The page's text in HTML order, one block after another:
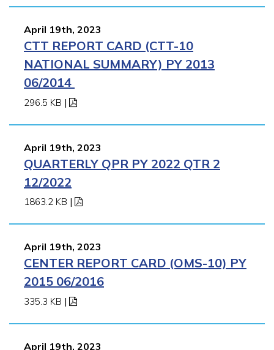
April 19th, 2023
CTT REPORT CARD (CTT-10
NATIONAL SUMMARY) PY 2013
06/2014
296.5 KB |
April 19th, 2023
QUARTERLY QPR PY 2022 QTR 2
12/2022
1863.2 KB |
April 19th, 2023
CENTER REPORT CARD (OMS-10) PY
2015 06/2016
335.3 KB |
April 19th, 2023